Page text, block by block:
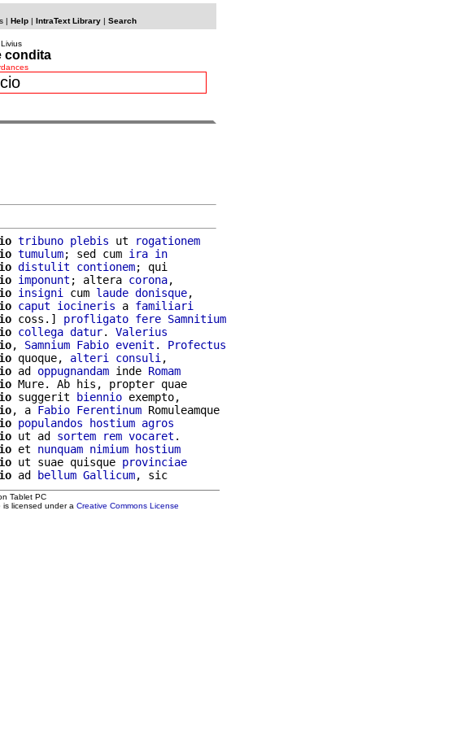
| Help| IntraText Library| Search
condita
tribuno plebis ut
rogationem
tumulum; sed cum ira in
distulit contionem; qui
imponunt ; altera corona,
insigni cum laude donisque,
caput iocineris a familiari
coss.] profligato fere Samnitium
collega datur. Valerius
, Samnium Fabio evenit . Profectus
quoque, alteri consuli ,
ad oppugnandam inde Romam
Mure. Ab his, propter quae
suggerit biennio exempto,
, a Fabio Ferentinum Romuleamque
populandos hostium agros
ut ad sortem rem vocaret .
et nunquam nimium hostium
ut suae quisque provinciae
ad bellum Gallicum
Tablet PC
licensed under a Creative Commons License